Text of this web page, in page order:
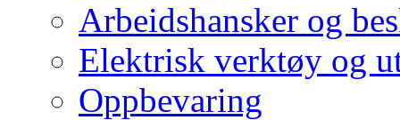
Arbeidshansker og
Elektrisk verktøy og
Oppbevaring